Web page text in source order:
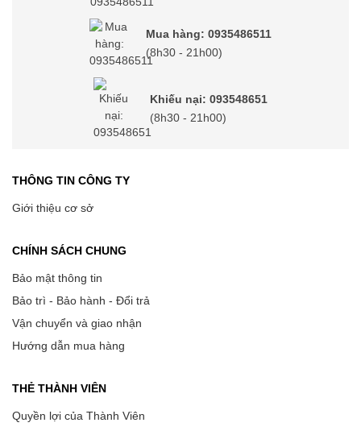
Mua hàng: 0935486511
(8h30 - 21h00)
Khiếu nại: 093548651
(8h30 - 21h00)
THÔNG TIN CÔNG TY
Giới thiệu cơ sở
CHÍNH SÁCH CHUNG
Bảo mật thông tin
Bảo trì - Bảo hành - Đổi trả
Vận chuyển và giao nhận
Hướng dẫn mua hàng
THẺ THÀNH VIÊN
Quyền lợi của Thành Viên